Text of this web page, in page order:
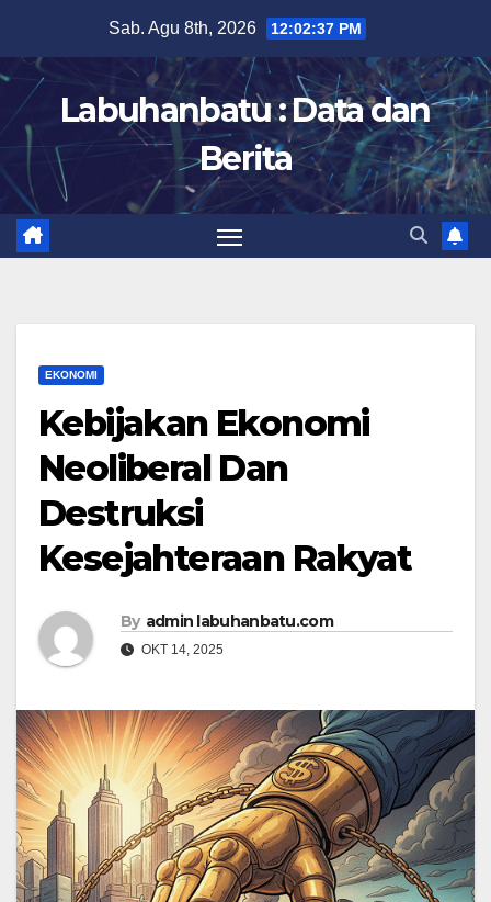
content
Sab. Agu 8th, 2026 12:02:38 PM
Labuhanbatu : Data dan
Berita
EKONOMI
Kebijakan Ekonomi
Neoliberal Dan
Destruksi
Kesejahteraan Rakyat
By admin labuhanbatu.com
OKT 14, 2025